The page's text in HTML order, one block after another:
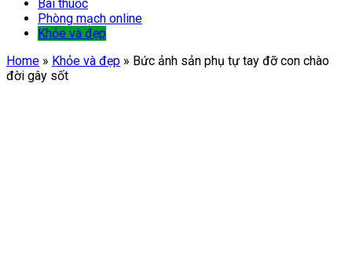
Bài thuốc
Phòng mạch online
Khỏe và đẹp
Home » Khỏe và đẹp » Bức ảnh sản phụ tự tay đỡ con chào
đời gây sốt